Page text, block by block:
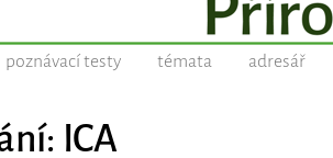
poznávací testy témata adresář
ICA